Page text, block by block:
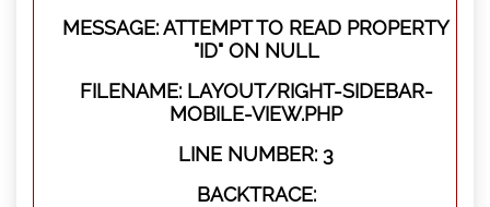
MESSAGE: ATTEMPT TO READ PROPERTY
"ID" ON NULL
FILENAME: LAYOUT/RIGHT-SIDEBAR-
MOBILE-VIEW.PHP
LINE NUMBER: 3
BACKTRACE: